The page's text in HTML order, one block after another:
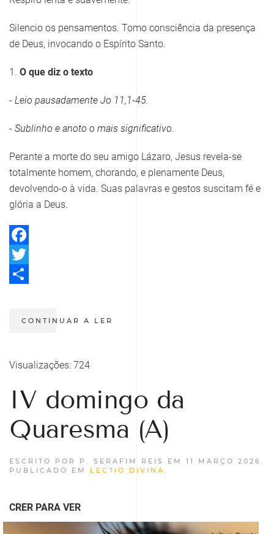
Silencio os pensamentos. Tomo consciência da presença
de Deus, invocando o Espírito Santo.
1. O que diz o texto
- Leio pausadamente Jo 11,1-45.
- Sublinho e anoto o mais significativo.
Perante a morte do seu amigo Lázaro, Jesus revela-se
totalmente homem, chorando, e plenamente Deus,
devolvendo-o à vida. Suas palavras e gestos suscitam fé e
glória a Deus.
Facebook
Twitter
CONTINUAR A LER
Visualizações: 724
IV domingo da
Quaresma (A)
ESCRITO POR P. SERAFIM REIS EM 11 MARÇO 2026
PUBLICADO EM LECTIO DIVINA
CRER PARA VER